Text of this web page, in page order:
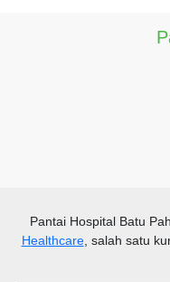
Pantai Hospital Batu
Healthcare, salah satu